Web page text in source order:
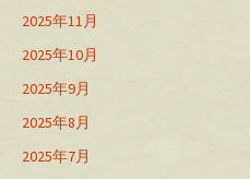
2025年11月
2025年10月
2025年9月
2025年8月
2025年7月